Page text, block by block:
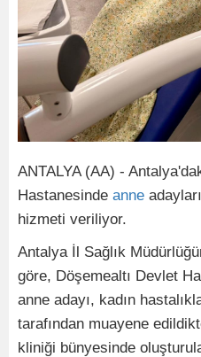
ANTALYA (AA) -
Hastanesinde anne
hizmeti veriliyor.
Antalya İl Sağlık
göre, Döşemealtı Devlet
anne adayı, kadın
tarafından muayene
kliniği bünyesinde